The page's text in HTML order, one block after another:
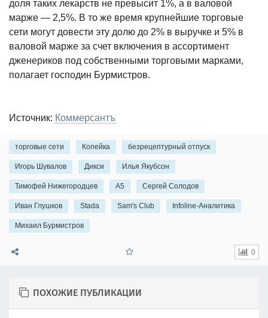
доля таких лекарств не превысит 1%, а в валовой
марже — 2,5%. В то же время крупнейшие торговые
сети могут довести эту долю до 2% в выручке и 5% в
валовой марже за счет включения в ассортимент
дженериков под собственными торговыми марками,
полагает господин Бурмистров.
Источник: Коммерсантъ
торговые сети Копейка безрецептурный отпуск
Игорь Шувалов Дикси Илья Якубсон
Тимофей Нижегородцев А5 Сергей Солодов
Иван Глушков Stada Sam's Club Infoline-Аналитика
Михаил Бурмистров
0
ПОХОЖИЕ ПУБЛИКАЦИИ